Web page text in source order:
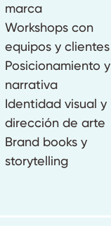
marca
Workshops con
equipos y clientes
Posicionamiento y
narrativa
Identidad visual y
dirección de arte
Brand books y
storytelling